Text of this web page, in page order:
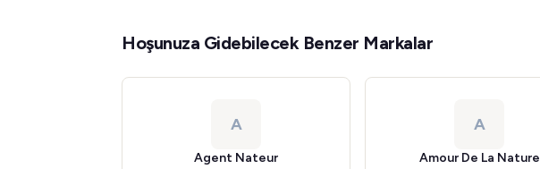
Hoşunuza Gidebilecek Benzer Markalar
A
Agent Nateur
A
Amour De La Nature